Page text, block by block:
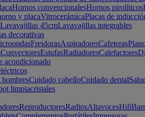
Hornos convencionalesHornos pirolíticos
y placaVitrocerámicaPlacas de
Lavavajillas 45cmLavavajillas integrables
decorativas
FreidorasAspiradoresCafeteras
ConvectoresEstufasRadiadoresCalefactores
acondicionado
Cuidado cabelloCuidado dental
limpiacristales
ReproductoresRadiosAltavocesHifi